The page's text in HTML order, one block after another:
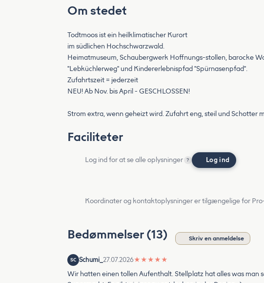
Om stedet
Todtmoos ist ein heilklimatischer Kurort
im südlichen Hochschwarzwald.
Heimatmuseum, Schaubergwerk Hoffnungs-stollen, barocke
"Lebküchlerweg" und Kindererlebnispfad "Spürnasenpfad".
Zufahrtszeit = jederzeit
NEU! Ab Nov. bis April - GESCHLOSSEN!
Strom extra, wenn geheizt wird. Zufahrt eng, steil und
Faciliteter
Log ind for at se alle oplysninger ? Log ind
Koordinater og kontaktoplysninger er tilgængelige for
Bedømmelser (13) Skriv en anmeldelse
SC Schumi_ 27.07.2026★ ★ ★ ★ ★
Wir hatten einen tollen Aufenthalt. Stellplatz hat alles was man